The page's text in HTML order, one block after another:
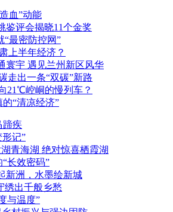
血”动能
鉴评会揭晓11个金奖
“最密防控网”
上半年经济？
寰宇 遇见兰州新区风华
走出一条“双碳”新路
21℃崆峒的慢列车？
“清凉经济”
蹄疾
记”
青海湖 绝对惊喜栖霞湖
长效密码”
新洲，水墨绘新城
绣出千般乡愁
与温度”